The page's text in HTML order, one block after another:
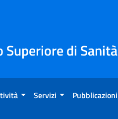
di Sanità
Servizi Pubblicazioni